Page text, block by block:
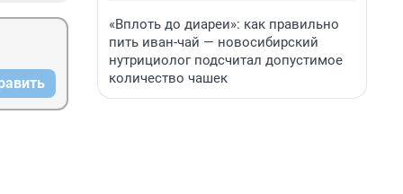
«Вплоть до диареи»: как правильно
пить иван-чай — новосибирский
нутрициолог подсчитал допустимое
количество чашек